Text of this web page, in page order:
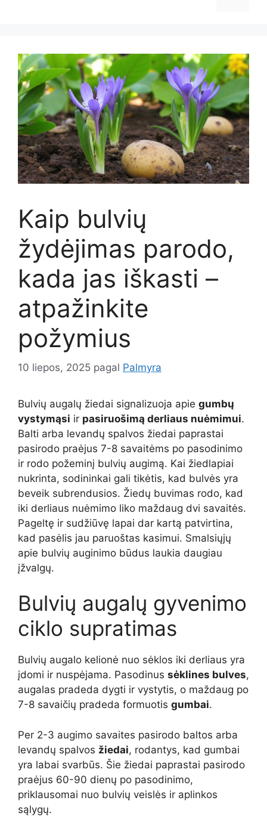
Kaip bulvių
žydėjimas parodo,
kada jas iškasti –
atpažinkite
požymius
10 liepos, 2025 pagal Palmyra
Bulvių augalų žiedai signalizuoja apie gumbų
vystymąsi ir pasiruošimą derliaus nuėmimui.
Balti arba levandų spalvos žiedai paprastai
pasirodo praėjus 7-8 savaitėms po pasodinimo
ir rodo požeminį bulvių augimą. Kai žiedlapiai
nukrinta, sodininkai gali tikėtis, kad bulvės yra
beveik subrendusios. Žiedų buvimas rodo, kad
iki derliaus nuėmimo liko maždaug dvi savaitės.
Pageltę ir sudžiūvę lapai dar kartą patvirtina,
kad pasėlis jau paruoštas kasimui. Smalsiųjų
apie bulvių auginimo būdus laukia daugiau
įžvalgų.
Bulvių augalų gyvenimo
ciklo supratimas
Bulvių augalo kelionė nuo sėklos iki derliaus yra
įdomi ir nuspėjama. Pasodinus sėklines bulves,
augalas pradeda dygti ir vystytis, o maždaug po
7-8 savaičių pradeda formuotis gumbai.
Per 2-3 augimo savaites pasirodo baltos arba
levandų spalvos žiedai, rodantys, kad gumbai
yra labai svarbūs. Šie žiedai paprastai pasirodo
praėjus 60-90 dienų po pasodinimo,
priklausomai nuo bulvių veislės ir aplinkos
sąlygų.